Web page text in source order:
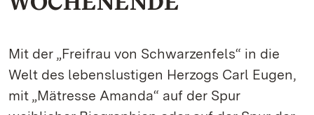
Mit der „Freifrau von Schwarzenfels“ in die
Welt des lebenslustigen Herzogs Carl Eugen,
mit „Mätresse Amanda“ auf der Spur